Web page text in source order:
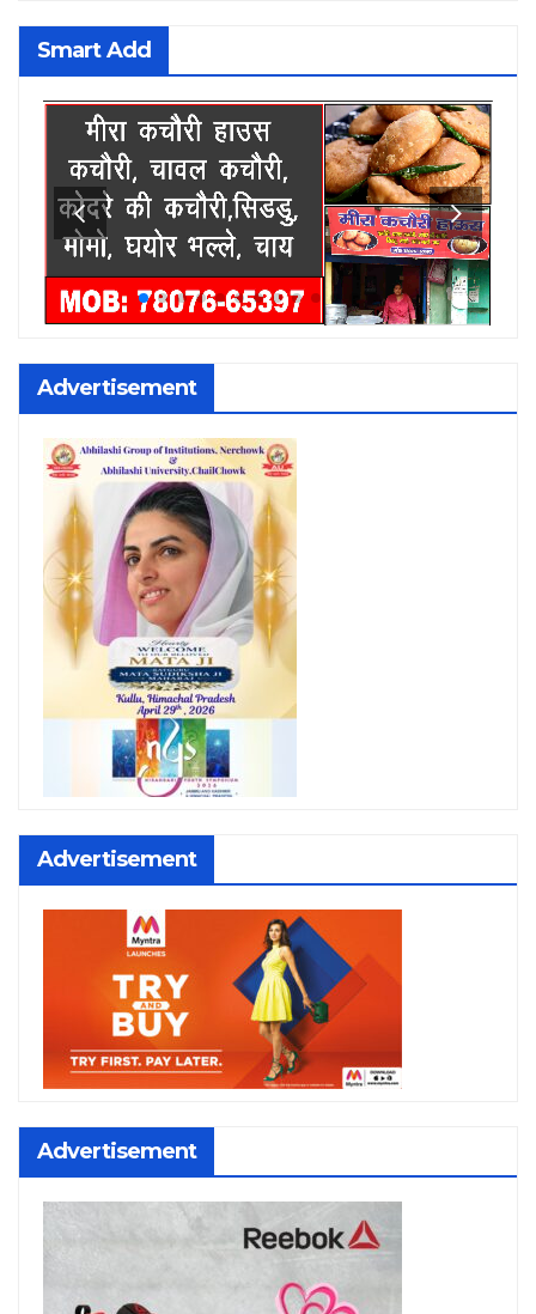
Smart Add
Advertisement
Advertisement
Advertisement